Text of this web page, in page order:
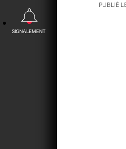
SIGNALEMENT
PUBLIÉ